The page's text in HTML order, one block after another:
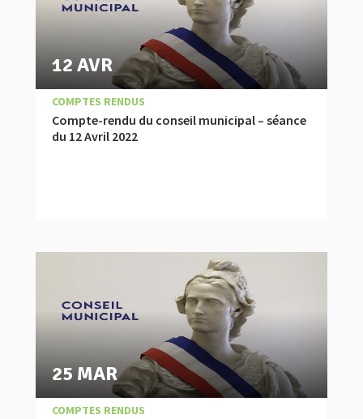
Compte-rendu du conseil municipal – séance
du 12 Avril 2022
12 AVR
|
ACTUALITÉ ,
COMPTES RENDUS
25 MAR
|
ACTUALITÉ ,
COMPTES RENDUS